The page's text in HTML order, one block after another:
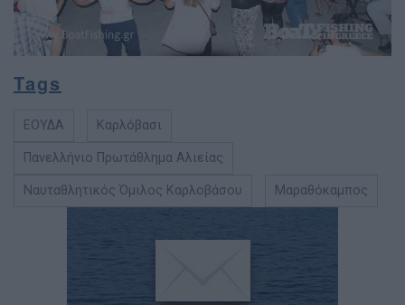
Tags
ΕΟΥΔΑ Καρλόβασι
Πανελλήνιο Πρωτάθλημα Αλιείας
Ναυταθλητικός Όµιλος Καρλοβάσου Μαραθόκαμπος